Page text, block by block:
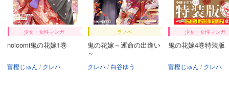
少女・女性マンガ
noicomi鬼の花嫁1巻
富樫じゅん クレハ
ラノベ
鬼の花嫁～運命の出逢い
～
クレハ 白谷ゆう
少女・女性マンガ
鬼の花嫁4巻特装版
富樫じゅん クレハ